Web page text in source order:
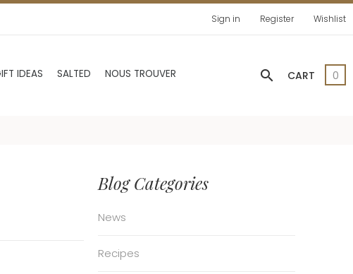
Sign in Register Wishlist
IDEAS SALTED NOUS TROUVER search CART 0
Blog Categories
News
Recipes